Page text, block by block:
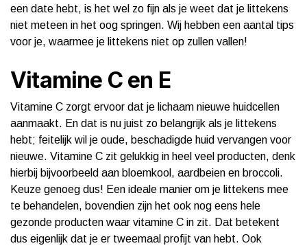
een date hebt, is het wel zo fijn als je weet dat je littekens
niet meteen in het oog springen. Wij hebben een aantal tips
voor je, waarmee je littekens niet op zullen vallen!
Vitamine C en E
Vitamine C zorgt ervoor dat je lichaam nieuwe huidcellen
aanmaakt. En dat is nu juist zo belangrijk als je littekens
hebt; feitelijk wil je oude, beschadigde huid vervangen voor
nieuwe. Vitamine C zit gelukkig in heel veel producten, denk
hierbij bijvoorbeeld aan bloemkool, aardbeien en broccoli.
Keuze genoeg dus! Een ideale manier om je littekens mee
te behandelen, bovendien zijn het ook nog eens hele
gezonde producten waar vitamine C in zit. Dat betekent
dus eigenlijk dat je er tweemaal profijt van hebt. Ook